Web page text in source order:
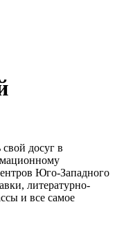
досуг в
Юго-Западного
литературно-
и все самое